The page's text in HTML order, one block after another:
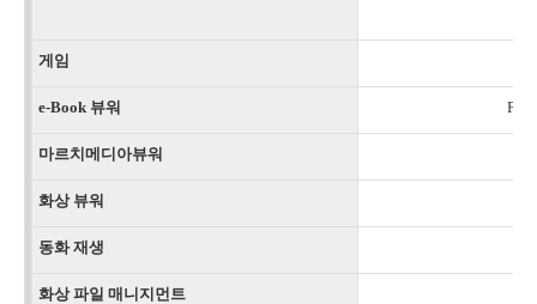
게임
e-Book 뷰워
마르치메디아뷰워
화상 뷰워
동화 재생
화상 파일 매니지먼트